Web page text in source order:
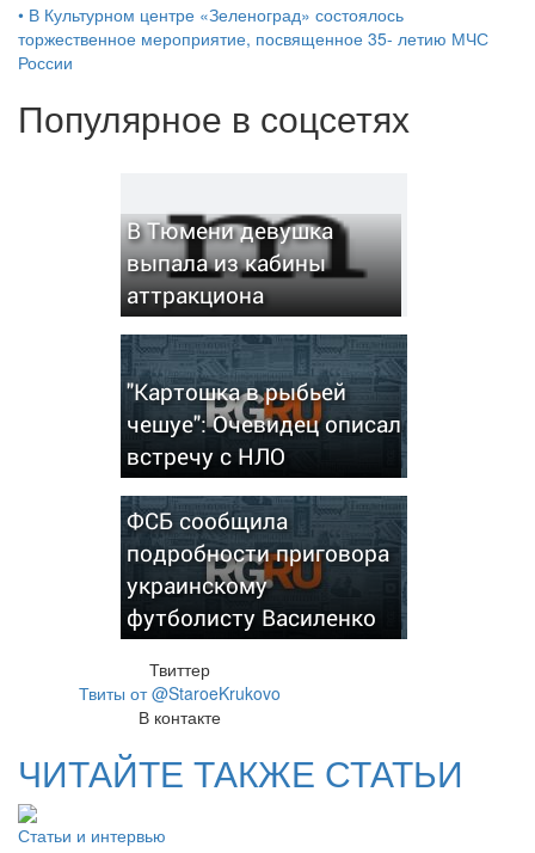
• В Культурном центре «Зеленоград» состоялось
торжественное мероприятие, посвященное 35- летию МЧС
России
Популярное в соцсетях
В Тюмени девушка
выпала из кабины
аттракциона
"Картошка в рыбьей
чешуе": Очевидец описал
встречу с НЛО
ФСБ сообщила
подробности приговора
украинскому
футболисту Василенко
Твиттер
Твиты от @StaroeKrukovo
В контакте
ЧИТАЙТЕ ТАКЖЕ СТАТЬИ
Статьи и интервью